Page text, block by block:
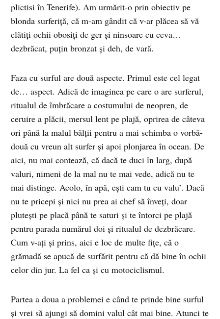
plictisi în Tenerife). Am urmărit-o prin obiectiv pe
blonda surferiţă, că m-am gândit că v-ar plăcea să vă
clătiţi ochii obosiţi de ger şi ninsoare cu ceva…
dezbrăcat, puţin bronzat şi deh, de vară.
Faza cu surful are două aspecte. Primul este cel legat
de… aspect. Adică de imaginea pe care o are surferul,
ritualul de îmbrăcare a costumului de neopren, de
ceruire a plăcii, mersul lent pe plajă, oprirea de câteva
ori până la malul bălţii pentru a mai schimba o vorbă-
două cu vreun alt surfer şi apoi plonjarea în ocean. De
aici, nu mai contează, că dacă te duci în larg, după
valuri, nimeni de la mal nu te mai vede, adică nu te
mai distinge. Acolo, în apă, eşti cam tu cu valu’. Dacă
nu te pricepi şi nici nu prea ai chef să înveţi, doar
pluteşti pe placă până te saturi şi te întorci pe plajă
pentru parada numărul doi şi ritualul de dezbrăcare.
Cum v-aţi şi prins, aici e loc de multe fiţe, că o
grămadă se apucă de surfărit pentru că dă bine în ochii
celor din jur. La fel ca şi cu motociclismul.
Partea a doua a problemei e când te prinde bine surful
şi vrei să ajungi să domini valul cât mai bine. Atunci te